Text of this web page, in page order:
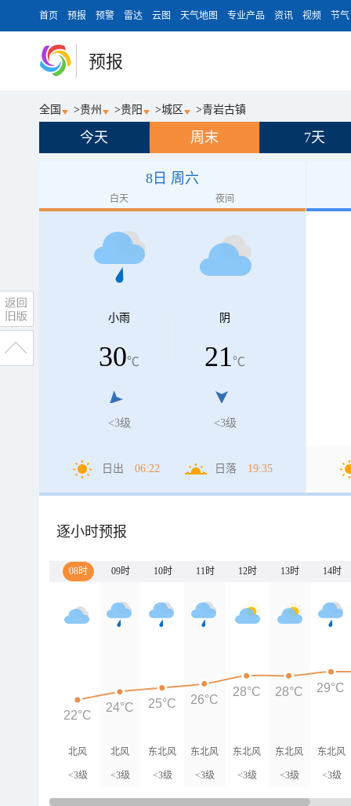
首页 预报 预警 雷达 云图 天气地图 专业产品 资讯 视频 节气
预报
全国 >贵州 >贵阳 >城区 >青岩古镇
今天 周末 7天
8日 周六
白天 夜间
小雨
30℃
<3级
阴
21℃
<3级
日出 06:22 日落 19:35
逐小时预报
08时 09时 10时 11时 12时 13时 14时
北风
<3级
北风
<3级
东北风
<3级
东北风
<3级
东北风
<3级
东北风
<3级
东北风
<3级
22°C
24°C 25°C 26°C
28°C 28°C 29°C